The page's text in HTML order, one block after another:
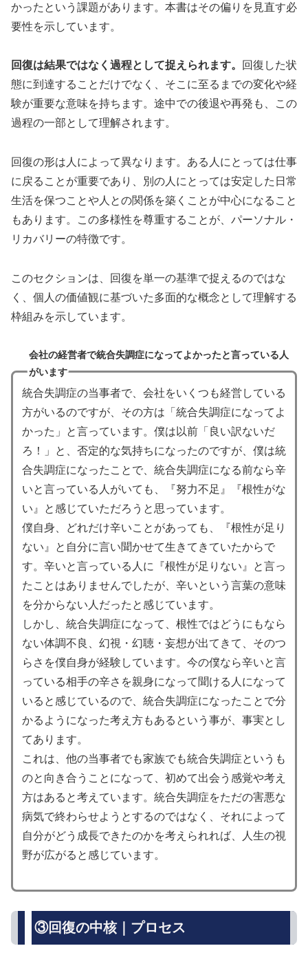
かったという課題があります。本書はその偏りを見直す必
要性を示しています。
回復は結果ではなく過程として捉えられます。
回復した状
態に到達することだけでなく、そこに至るまでの変化や経
験が重要な意味を持ちます。途中での後退や再発も、この
過程の一部として理解されます。
回復の形は人によって異なります。ある人にとっては仕事
に戻ることが重要であり、別の人にとっては安定した日常
生活を保つことや人との関係を築くことが中心になること
もあります。この多様性を尊重することが、パーソナル・
リカバリーの特徴です。
このセクションは、回復を単一の基準で捉えるのではな
く、個人の価値観に基づいた多面的な概念として理解する
枠組みを示しています。
会社の経営者で統合失調症になってよかったと言っている人
がいます
統合失調症の当事者で、会社をいくつも経営している
方がいるのですが、その方は「統合失調症になってよ
かった」と言っています。僕は以前「良い訳ないだ
ろ！」と、否定的な気持ちになったのですが、僕は統
合失調症になったことで、統合失調症になる前なら辛
いと言っている人がいても、『努力不足』『根性がな
い』と感じていただろうと思っています。
僕自身、どれだけ辛いことがあっても、『根性が足り
ない』と自分に言い聞かせて生きてきていたからで
す。辛いと言っている人に『根性が足りない』と言っ
たことはありませんでしたが、辛いという言葉の意味
を分からない人だったと感じています。
しかし、統合失調症になって、根性ではどうにもなら
ない体調不良、幻視・幻聴・妄想が出てきて、そのつ
らさを僕自身が経験しています。今の僕なら辛いと言
っている相手の辛さを親身になって聞ける人になって
いると感じているので、統合失調症になったことで分
かるようになった考え方もあるという事が、事実とし
てあります。
これは、他の当事者でも家族でも統合失調症というも
のと向き合うことになって、初めて出会う感覚や考え
方はあると考えています。統合失調症をただの害悪な
病気で終わらせようとするのではなく、それによって
自分がどう成長できたのかを考えられれば、人生の視
野が広がると感じています。
③回復の中核｜プロセス